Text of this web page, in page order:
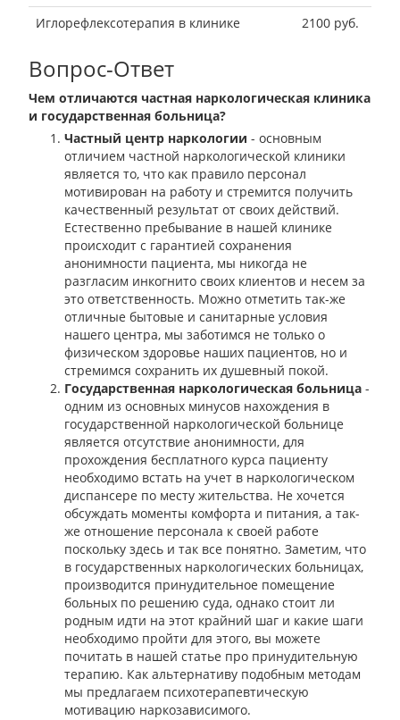
Иглорефлексотерапия в клинике 2100 руб.
Вопрос-Ответ
Чем отличаются частная наркологическая клиника
и государственная больница?
Частный центр наркологии - основным
отличием частной наркологической клиники
является то, что как правило персонал
мотивирован на работу и стремится получить
качественный результат от своих действий.
Естественно пребывание в нашей клинике
происходит с гарантией сохранения
анонимности пациента, мы никогда не
разгласим инкогнито своих клиентов и несем за
это ответственность. Можно отметить так-же
отличные бытовые и санитарные условия
нашего центра, мы заботимся не только о
физическом здоровье наших пациентов, но и
стремимся сохранить их душевный покой.
Государственная наркологическая больница -
одним из основных минусов нахождения в
государственной наркологической больнице
является отсутствие анонимности, для
прохождения бесплатного курса пациенту
необходимо встать на учет в наркологическом
диспансере по месту жительства. Не хочется
обсуждать моменты комфорта и питания, а так-
же отношение персонала к своей работе
поскольку здесь и так все понятно. Заметим, что
в государственных наркологических больницах,
производится принудительное помещение
больных по решению суда, однако стоит ли
родным идти на этот крайний шаг и какие шаги
необходимо пройти для этого, вы можете
почитать в нашей статье про принудительную
терапию. Как альтернативу подобным методам
мы предлагаем психотерапевтическую
мотивацию наркозависимого.